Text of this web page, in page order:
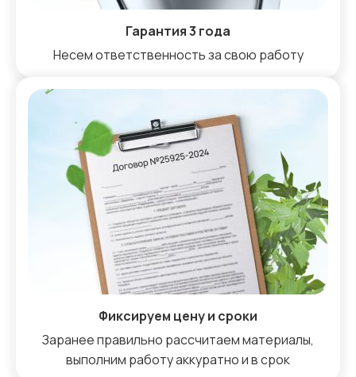
Гарантия 3 года
Несем ответственность за свою работу
Фиксируем цену и сроки
Заранее правильно рассчитаем материалы,
выполним работу аккуратно и в срок